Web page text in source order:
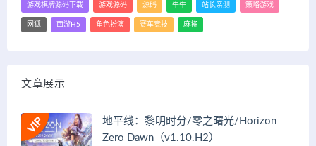
游戏棋牌源码下载 游戏源码 源码 牛牛 站长亲测 策略游戏
网狐 西游H5 角色扮演 赛车竞技 麻将
文章展示
地平线：黎明时分/零之曙光/Horizon
Zero Dawn（v1.10.H2）